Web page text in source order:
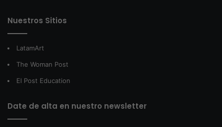
Nuestros Sitios
LatamArt
The Woman Post
El Post Education
Date de alta en nuestro newsletter